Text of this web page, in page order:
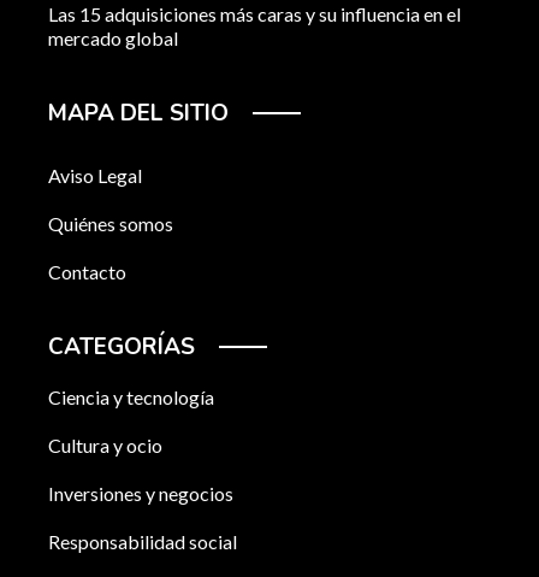
Las 15 adquisiciones más caras y su influencia en el
mercado global
MAPA DEL SITIO
Aviso Legal
Quiénes somos
Contacto
CATEGORÍAS
Ciencia y tecnología
Cultura y ocio
Inversiones y negocios
Responsabilidad social